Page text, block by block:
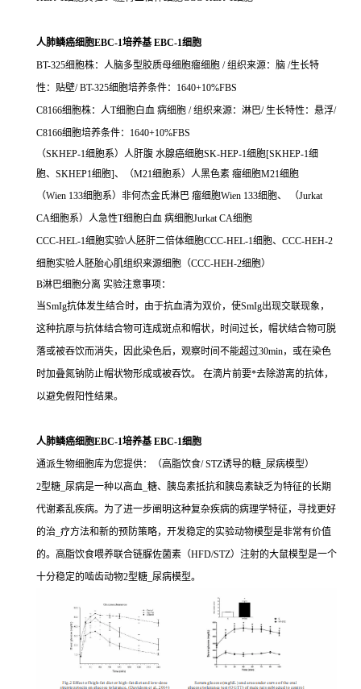
人肺鳞癌细胞EBC-1培养基 EBC-1细胞
BT-325细胞株：人脑多型胶质母细胞瘤细胞 / 组织来源：脑 /生长特
性：贴壁/ BT-325细胞培养条件：1640+10%FBS
C8166细胞株：人T细胞白血 病细胞 / 组织来源：淋巴/ 生长特性：悬浮/
C8166细胞培养条件：1640+10%FBS
（SKHEP-1细胞系）人肝腹 水腺癌细胞SK-HEP-1细胞[SKHEP-1细
胞、SKHEP1细胞]、（M21细胞系）人黑色素 瘤细胞M21细胞
（Wien 133细胞系）非何杰金氏淋巴 瘤细胞Wien 133细胞、 （Jurkat
CA细胞系）人急性T细胞白血 病细胞Jurkat CA细胞
CCC-HEL-1细胞实验\人胚肝二倍体细胞CCC-HEL-1细胞、CCC-HEH-2
细胞实验人胚胎心肌组织来源细胞（CCC-HEH-2细胞）
B淋巴细胞分离 实验注意事项：
当SmIg抗体发生结合时，由于抗血清为双价，使SmIg出现交联现象，
这种抗原与抗体结合物可连成斑点和帽状，时间过长，帽状结合物可脱
落或被吞饮而消失，因此染色后，观察时间不能超过30min，或在染色
时加叠氮钠防止帽状物形成或被吞饮。 在滴片前要*去除游离的抗体，
以避免假阳性结果。
人肺鳞癌细胞EBC-1培养基 EBC-1细胞
通派生物细胞库为您提供：（高脂饮食/ STZ诱导的糖_尿病模型）
2型糖_尿病是一种以高血_糖、胰岛素抵抗和胰岛素缺乏为特征的长期
代谢紊乱疾病。为了进一步阐明这种复杂疾病的病理学特征，寻找更好
的治_疗方法和新的预防策略，开发稳定的实验动物模型是非常有价值
的。高脂饮食喂养联合链脲佐菌素（HFD/STZ）注射的大鼠模型是一个
十分稳定的啮齿动物2型糖_尿病模型。